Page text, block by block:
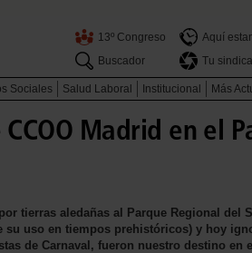
13º Congreso Aquí
Buscador
Tu
Sociales Salud Laboral Institucional Más
Madrid en el
tierras aledañas al Parque Regional del
uso en tiempos prehistóricos) y hoy
de Carnaval, fueron nuestro destino en